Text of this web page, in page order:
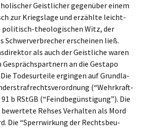
Geist­li­cher gegen­über einem
zur Kriegs­la­ge und erzähl­te leicht­
politisch-theolo­gi­schen Witz, der
Schwer­ver­bre­cher erschei­nen ließ.
als auch der Geist­li­che waren
an die Gesta­po
Todes­ur­tei­le ergin­gen auf Grund­la­
(“Wehrkraft­
b RStGB (“Feind­be­güns­ti­gung”). Die
Rehses Verhal­ten als Mord
Die “Sperr­wir­kung der Rechts­beu­